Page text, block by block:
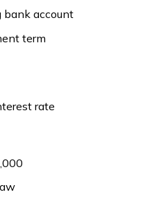
bank account
term
rate